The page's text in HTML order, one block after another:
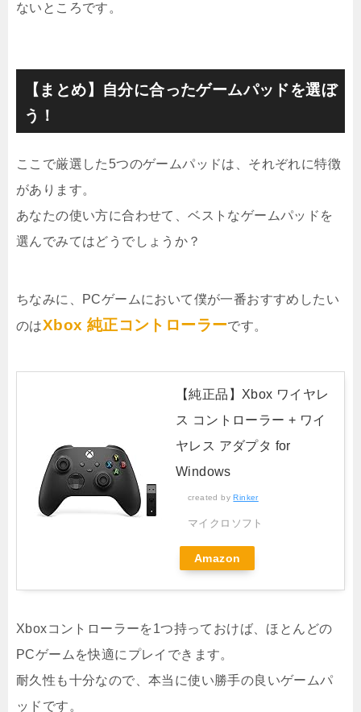
ないところです。
【まとめ】自分に合ったゲームパッドを選ぼ
う！
ここで厳選した5つのゲームパッドは、それぞれに特徴
があります。
あなたの使い方に合わせて、ベストなゲームパッドを
選んでみてはどうでしょうか？
ちなみに、PCゲームにおいて僕が一番おすすめしたい
のはXbox 純正コントローラーです。
【純正品】Xbox ワイヤレ
ス コントローラー + ワイ
ヤレス アダプタ for
Windows
created byRinker
マイクロソフト
Amazon
Xboxコントローラーを1つ持っておけば、ほとんどの
PCゲームを快適にプレイできます。
耐久性も十分なので、本当に使い勝手の良いゲームパ
ッドです。